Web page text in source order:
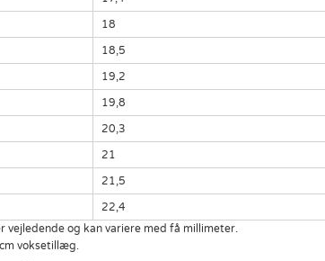
18
18,5
19,2
19,8
20,3
21
21,5
22,4
vejledende og kan variere med få millimeter.
voksetillæg.